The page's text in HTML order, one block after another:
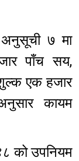
अनुसूची ७ मा
पाँच सय,
एक हजार
कायम
को उपनियम